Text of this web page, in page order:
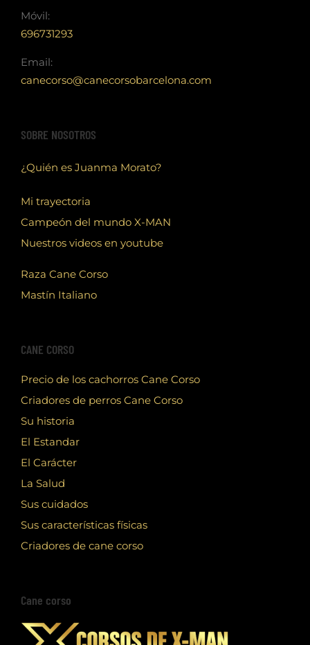
Móvil:
696731293
Email:
canecorso@canecorsobarcelona.com
SOBRE NOSOTROS
¿Quién es Juanma Morato?
Mi trayectoria
Campeón del mundo X-MAN
Nuestros videos en youtube
Raza Cane Corso
Mastín Italiano
CANE CORSO
Precio de los cachorros Cane Corso
Criadores de perros Cane Corso
Su historia
El Estandar
El Carácter
La Salud
Sus cuidados
Sus características físicas
Criadores de cane corso
Cane corso